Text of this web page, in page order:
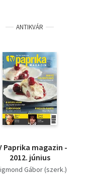
ANTIKVÁR
Paprika magazin -
2012. június
Gábor (szerk.)